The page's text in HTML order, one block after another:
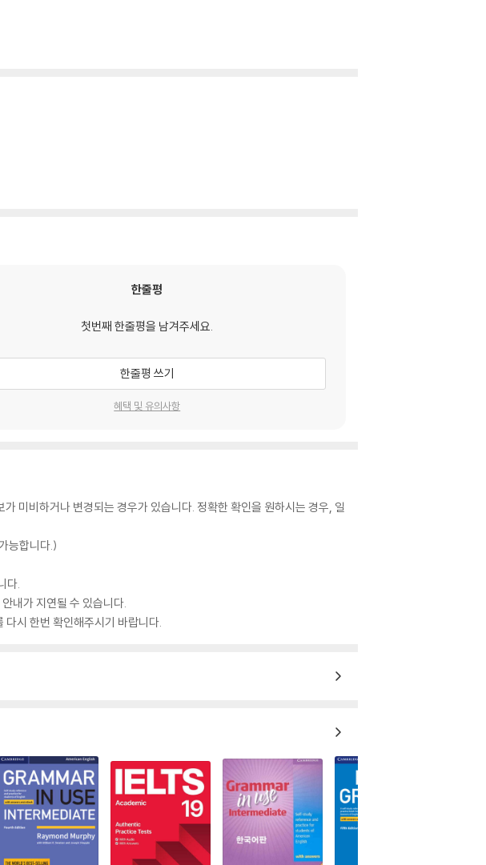
한줄평
첫번째 한줄평을 남겨주세요.
한줄평 쓰기
혜택 및 유의사항
미비하거나 변경되는 경우가 있습니다. 정확한 확인을 원하시는 경우, 일
능합니다.)
다.
내가 지연될 수 있습니다.
시 한번 확인해주시기 바랍니다.